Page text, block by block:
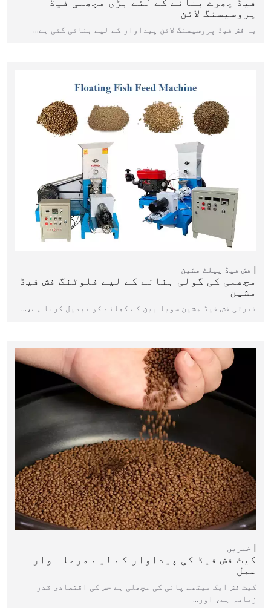
پروسیسنگ لائن
یہ فش فیڈ پروسیسنگ لائن پیداوار کے لیے بنائی گئی ہے…
فش فیڈ پیلٹ مشین
مچھلی کی گولی بنانے کے لیے فلوٹنگ فش فیڈ
مشین
تیرتی فش فیڈ مشین سویا بین کے کھانے کو تبدیل کرنا ہے،…
خبریں
کیٹ فش فیڈ کی پیداوار کے لیے مرحلہ وار
عمل
کیٹ فش ایک میٹھے پانی کی مچھلی ہے جس کی اقتصادی قدر
زیادہ ہے، اور…